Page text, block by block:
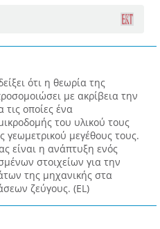
ότι η θεωρία της
με ακρίβεια την
οποίες ένα
του υλικού τους
γεωμετρικού μεγέθους τους.
είναι η ανάπτυξη ενός
στοιχείων για την
της μηχανικής στα
ζεύγους. (EL)